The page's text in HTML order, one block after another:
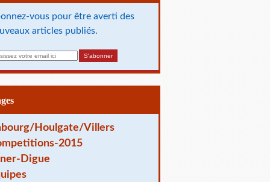
vous pour être averti des
articles publiés.
Houlgate/Villers
2015
Digue